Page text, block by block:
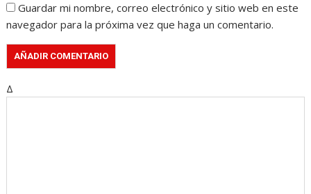
Guardar mi nombre, correo electrónico y sitio web en este
navegador para la próxima vez que haga un comentario.
Δ